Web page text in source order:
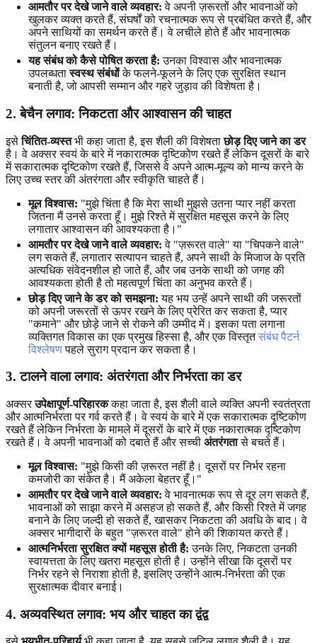
आमतौर पर देखे जाने वाले व्यवहार: वे अपनी ज़रूरतों और भावनाओं को
खुलकर व्यक्त करते हैं, संघर्षों को रचनात्मक रूप से प्रबंधित करते हैं, और
अपने साथियों का समर्थन करते हैं। वे लचीले होते हैं और भावनात्मक
संतुलन बनाए रखते हैं।
यह संबंध को कैसे पोषित करता है: उनका विश्वास और भावनात्मक
उपलब्धतास्वस्थ संबंधोंके फलने-फूलने के लिए एक सुरक्षित स्थान
बनाती है, जो आपसी सम्मान और गहरे जुड़ाव की विशेषता है।
2. बेचैन लगाव: निकटता और आश्वासन की चाहत
इसेचिंतित-व्यस्तभी कहा जाता है, इस शैली की विशेषताछोड़ दिए जाने का डर
है। वे अक्सर स्वयं के बारे में नकारात्मक दृष्टिकोण रखते हैं लेकिन दूसरों के बारे
में सकारात्मक दृष्टिकोण रखते हैं, जिससे वे अपने आत्म-मूल्य को मान्य करने के
लिए उच्च स्तर की अंतरंगता और स्वीकृति चाहते हैं।
मूल विश्वास: "मुझे चिंता है कि मेरा साथी मुझसे उतना प्यार नहीं करता
जितना मैं उनसे करता हूँ। मुझे रिश्ते में सुरक्षित महसूस करने के लिए
लगातार आश्वासन की आवश्यकता है।"
आमतौर पर देखे जाने वाले व्यवहार: वे "ज़रूरत वाले" या "चिपकने वाले"
लग सकते हैं, लगातार सत्यापन चाहते हैं, अपने साथी के मिजाज के प्रति
अत्यधिक संवेदनशील हो जाते हैं, और जब उनके साथी को जगह की
आवश्यकता होती है तो महत्वपूर्ण चिंता का अनुभव करते हैं।
छोड़ दिए जाने के डर को समझना: यह भय उन्हें अपने साथी की जरूरतों
को अपनी जरूरतों से ऊपर रखने के लिए प्रेरित कर सकता है, प्यार
"कमाने" और छोड़े जाने से रोकने की उम्मीद में। इसका पता लगाना
व्यक्तिगत विकास का एक प्रमुख हिस्सा है, और एक विस्तृतसंबंध पैटर्न
विश्लेषणपहले सुराग प्रदान कर सकता है।
3. टालने वाला लगाव: अंतरंगता और निर्भरता का डर
अक्सरउपेक्षापूर्ण-परिहारककहा जाता है, इस शैली वाले व्यक्ति अपनी स्वतंत्रता
और आत्मनिर्भरता पर गर्व करते हैं। वे स्वयं के बारे में एक सकारात्मक दृष्टिकोण
रखते हैं लेकिन निर्भरता के मामले में दूसरों के बारे में एक नकारात्मक दृष्टिकोण
रखते हैं। वे अपनी भावनाओं को दबाते हैं और सच्ची अंतरंगतासे बचते हैं।
मूल विश्वास: "मुझे किसी की ज़रूरत नहीं है। दूसरों पर निर्भर रहना
कमजोरी का संकेत है। मैं अकेला बेहतर हूँ।"
आमतौर पर देखे जाने वाले व्यवहार: वे भावनात्मक रूप से दूर लग सकते हैं,
भावनाओं को साझा करने में असहज हो सकते हैं, और किसी रिश्ते में जगह
बनाने के लिए जल्दी हो सकते हैं, खासकर निकटता की अवधि के बाद। वे
अक्सर भागीदारों के बहुत "ज़रूरत वाले" होने की शिकायत करते हैं।
आत्मनिर्भरता सुरक्षित क्यों महसूस होती है: उनके लिए, निकटता उनकी
स्वायत्तता के लिए खतरा महसूस होती है। उन्होंने सीखा कि दूसरों पर
निर्भर रहने से निराशा होती है, इसलिए उन्होंने आत्म-निर्भरता की एक
सुरक्षात्मक दीवार बनाई।
4. अव्यवस्थित लगाव: भय और चाहत का द्वंद्व